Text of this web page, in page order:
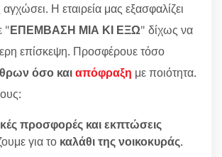
Η εταιρεία μας εξασφαλίζει
"ΕΠΕΜΒΑΣΗ ΜΙΑ ΚΙ ΕΞΩ" δίχως να
επίσκεψη. Προσφέρουε τόσο
όσο καιαπόφραξη με ποιότητα.
προσφορές και εκπτώσεις
για το καλάθι της νοικοκυράς.